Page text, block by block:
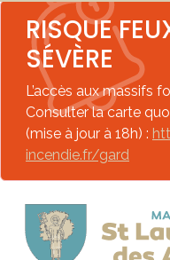
RISQUE
SÉVÈRE
L’accès aux massifs
Consulter la carte
(mise à jour à 18h) :
incendie.fr/gard